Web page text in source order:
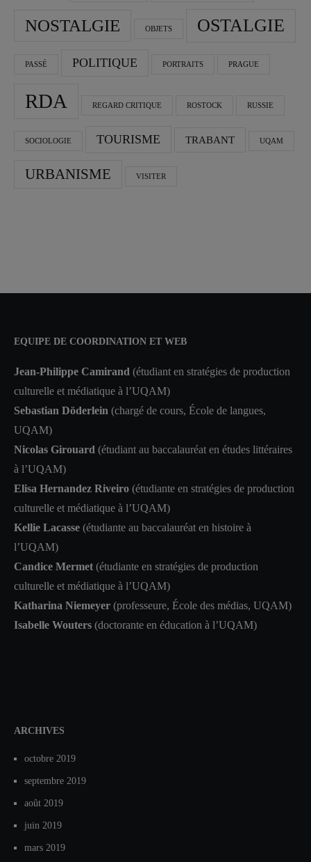
NOSTALGIE OBJETS OSTALGIE
PASSÉ POLITIQUE PORTRAITS PRAGUE
RDA REGARD CRITIQUE ROSTOCK RUSSIE
SOCIOLOGIE TOURISME TRABANT UQAM
URBANISME VISITER
EQUIPE DE COORDINATION ET WEB
Jean-Philippe Camirand (étudiant en stratégies de production
culturelle et médiatique à l’UQAM)
Sebastian Döderlein (chargé de cours, École de langues,
UQAM)
Nicolas Girouard (étudiant au baccalauréat en études littéraires
à l’UQAM)
Elisa Hernandez Riveiro (étudiante en stratégies de production
culturelle et médiatique à l’UQAM)
Kellie Lacasse (étudiante au baccalauréat en histoire à
l’UQAM)
Candice Mermet (étudiante en stratégies de production
culturelle et médiatique à l’UQAM)
Katharina Niemeyer (professeure, École des médias, UQAM)
Isabelle Wouters (doctorante en éducation à l’UQAM)
ARCHIVES
octobre 2019
septembre 2019
août 2019
juin 2019
mars 2019